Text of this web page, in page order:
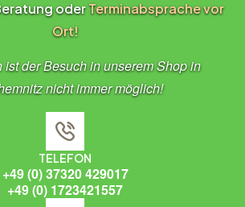
oderTerminabsprache vor
Ort!
ist der Besuch in unserem Shop in
nicht immer möglich!
TELEFON
+49 (0) 37320 429017
+49 (0) 1723421557